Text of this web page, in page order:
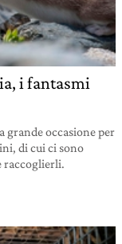
i fantasmi
grande occasione per
di cui ci sono
raccoglierli.